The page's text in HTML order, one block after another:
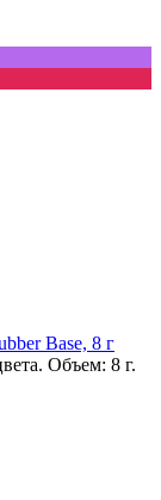
Base, 8 г
Объем: 8 г.